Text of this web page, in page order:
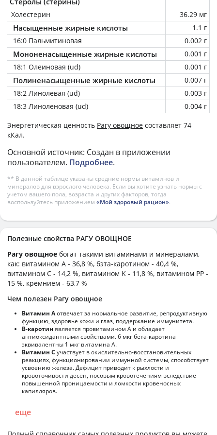
Холестерин 36.29 мг
Насыщенные жирные кислоты
1.1 г
16:0 Пальмитиновая
0.002 г
Мононенасыщенные жирные кислоты
0.001 г
18:1 Олеиновая (ud)
0.001 г
Полиненасыщенные жирные кислоты
0.007 г
18:2 Линолевая (ud)
0.003 г
18:3 Линоленовая (ud)
0.004 г
Энергетическая ценность Рагу овощное составляет 74
кКал.
Основной источник: Создан в приложении
пользователем. Подробнее.
** В данной таблице указаны средние нормы витаминов и
минералов для взрослого человека. Если вы хотите узнать нормы с
учетом вашего пола, возраста и других факторов, тогда
воспользуйтесь приложением «Мой здоровый рацион».
Полезные свойства РАГУ ОВОЩНОЕ
Рагу овощное богат такими витаминами и минералами,
как: витамином А - 36,8 %, бэта-каротином - 40,4 %,
витамином C - 14,2 %, витамином K - 11,8 %, витамином PP -
15 %, кремнием - 63,7 %
Чем полезен Рагу овощное
Витамин Аотвечает за нормальное развитие, репродуктивную
функцию, здоровье кожи и глаз, поддержание иммунитета.
В-каротин является провитамином А и обладает
антиоксидантными свойствами. 6 мкг бета-каротина
эквивалентны 1 мкг витамина А.
Витамин С участвует в окислительно-восстановительных
реакциях, функционировании иммунной системы, способствует
усвоению железа. Дефицит приводит к рыхлости и
кровоточивости десен, носовым кровотечениям вследствие
повышенной проницаемости и ломкости кровеносных
капилляров.
еще